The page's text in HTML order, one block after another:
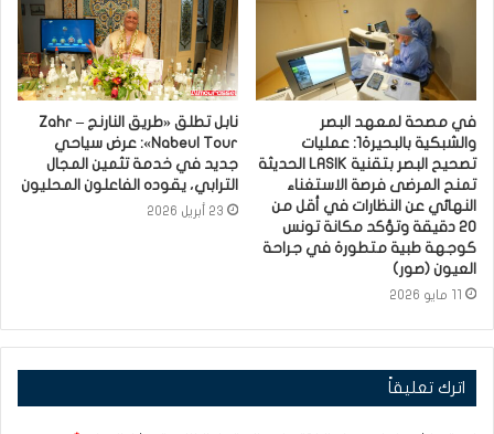
في مصحة لمعهد البصر
والشبكية بالبحيرة1: عمليات
تصحيح البصر بتقنية LASIK الحديثة
تمنح المرضى فرصة الاستغناء
النهائي عن النظارات في أقل من
20 دقيقة وتؤكد مكانة تونس
كوجهة طبية متطورة في جراحة
العيون (صور)
11 مايو 2026
نابل تطلق «طريق النارنج – Zahr
Nabeul Tour»: عرض سياحي
جديد في خدمة تثمين المجال
الترابي، يقوده الفاعلون المحليون
23 أبريل 2026
اترك تعليقاً